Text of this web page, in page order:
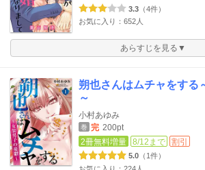
3.3 （4件）
お気に入り：652人
あらすじを見る▼
朔也さんはムチャをする
～
小村あゆみ
巻 完 200pt
2冊無料増量
8/12まで 割引
5.0 （1件）